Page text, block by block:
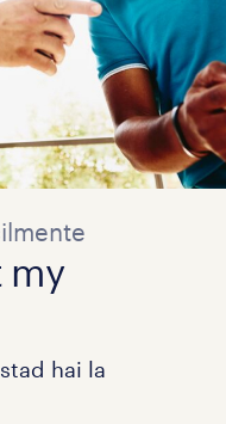
my
hai la